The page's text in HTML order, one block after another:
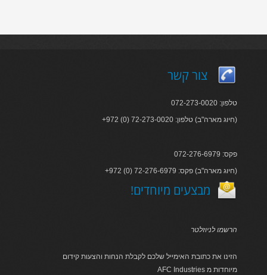
צור קשר
טלפון: 072-273-0020
+972 (0) 72-273-0020 :חיוג מארה"ב) טלפון)
פקס: 072-276-6979
+972 (0) 72-276-6979 :חיוג מארה"ב) פקס)
!מבצעים מיוחדים
הרשמו לניוזלטר
הזינו את כתובת האימייל שלכם לקבלת הנחות והצעות קידום
AFC Industries מיוחדות מ